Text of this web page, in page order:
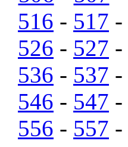
516 - 517 -
526 - 527 -
536 - 537 -
546 - 547 -
556 - 557 -